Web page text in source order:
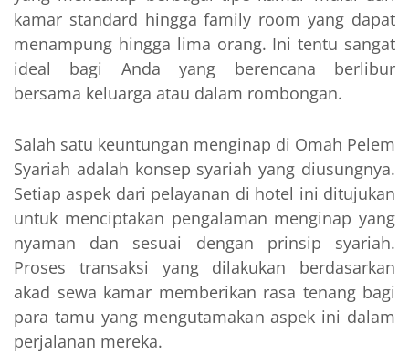
kamar standard hingga family room yang dapat
menampung hingga lima orang. Ini tentu sangat
ideal bagi Anda yang berencana berlibur
bersama keluarga atau dalam rombongan.
Salah satu keuntungan menginap di Omah Pelem
Syariah adalah konsep syariah yang diusungnya.
Setiap aspek dari pelayanan di hotel ini ditujukan
untuk menciptakan pengalaman menginap yang
nyaman dan sesuai dengan prinsip syariah.
Proses transaksi yang dilakukan berdasarkan
akad sewa kamar memberikan rasa tenang bagi
para tamu yang mengutamakan aspek ini dalam
perjalanan mereka.